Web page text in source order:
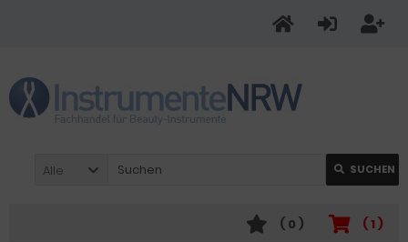
Alle SUCHEN
( 1 )
( 0 )